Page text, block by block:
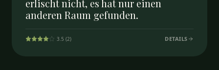
erlischt nicht, es hat nur einen
anderen Raum gefunden.
3.5 (2) DETAILS